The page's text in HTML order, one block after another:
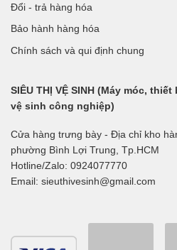
Đổi - trả hàng hóa
Bảo hành hàng hóa
Chính sách và qui định chung
SIÊU THỊ VỆ SINH (Máy móc,
vệ sinh công nghiệp)
Cửa hàng trưng bày - Địa chỉ kho
phường Bình Lợi Trung, Tp.HCM
Hotline/Zalo: 0924077770
Email: sieuthivesinh@gmail.com